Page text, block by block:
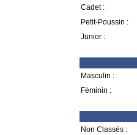
Cadet :
Petit-Poussin :
Junior :
Masculin :
Féminin :
Non Classés :